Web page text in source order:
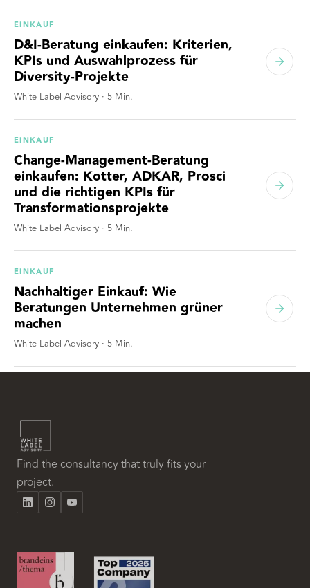
EINKAUF
D&I-Beratung einkaufen: Kriterien,
KPIs und Auswahlprozess für
Diversity-Projekte
White Label Advisory · 5 Min.
EINKAUF
Change-Management-Beratung
einkaufen: Kotter, ADKAR, Prosci
und die richtigen KPIs für
Transformationsprojekte
White Label Advisory · 5 Min.
EINKAUF
Nachhaltiger Einkauf: Wie
Beratungen Unternehmen grüner
machen
White Label Advisory · 5 Min.
Find the consultancy that truly fits your
project.